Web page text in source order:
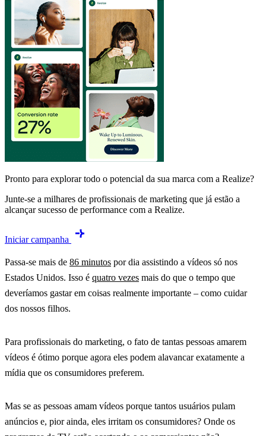
Pronto para explorar todo o potencial da sua marca com a Realize?
Junte-se a milhares de profissionais de marketing que já estão a
alcançar sucesso de performance com a Realize.
Iniciar campanha
Passa-se mais de 86 minutos por dia assistindo a vídeos só nos
Estados Unidos. Isso é quatro vezes mais do que o tempo que
deveríamos gastar em coisas realmente importante – como cuidar
dos nossos filhos.
Para profissionais do marketing, o fato de tantas pessoas amarem
vídeos é ótimo porque agora eles podem alavancar exatamente a
mídia que os consumidores preferem.
Mas se as pessoas amam vídeos porque tantos usuários pulam
anúncios e, pior ainda, eles irritam os consumidores? Onde os